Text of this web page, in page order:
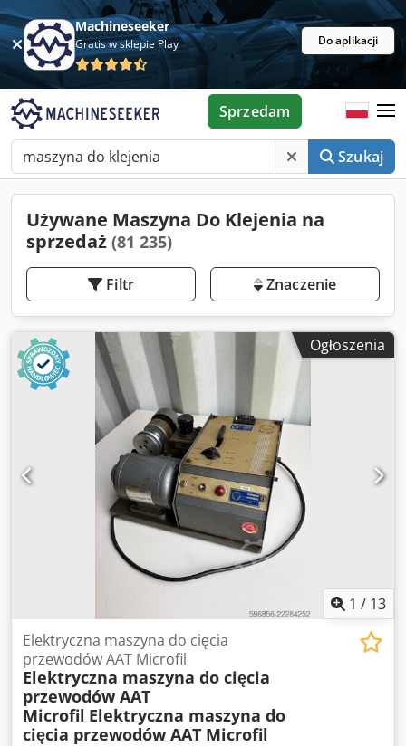
Machineseeker
Gratis w sklepie Play Do aplikacji
Szukaj
Sprzedam
Używane Maszyna Do Klejenia na
sprzedaż (81 235)
Filtr Znaczenie
Ogłoszenia
1 / 13
Elektryczna maszyna do cięcia
przewodów AAT Microfil
Elektryczna maszyna do cięcia
przewodów AAT
Microfil Elektryczna maszyna do
cięcia przewodów AAT Microfil